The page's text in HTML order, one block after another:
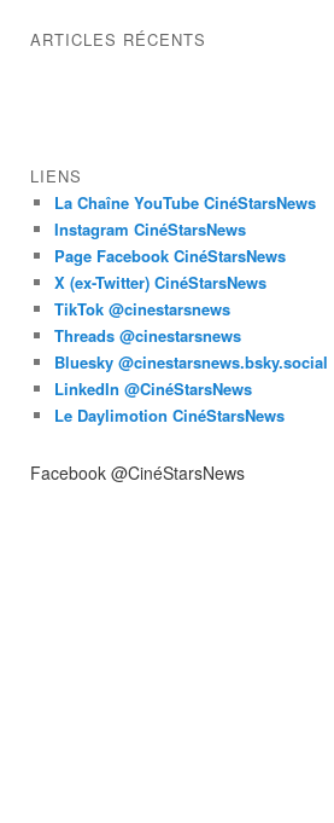
ARTICLES RÉCENTS
LIENS
La Chaîne YouTube CinéStarsNews
Instagram CinéStarsNews
Page Facebook CinéStarsNews
X (ex-Twitter) CinéStarsNews
TikTok @cinestarsnews
Threads @cinestarsnews
Bluesky @cinestarsnews.bsky.social‬
LinkedIn @CinéStarsNews
Le Daylimotion CinéStarsNews
Facebook @CinéStarsNews